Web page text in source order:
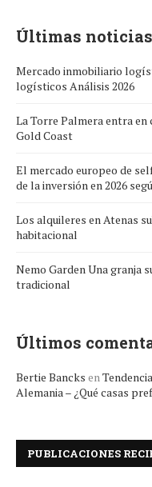
Últimas noticias
Mercado inmobiliario
logísticos Análisis 2026
La Torre Palmera entra
Gold Coast
El mercado europeo de
de la inversión en 2026
Los alquileres en Atenas
habitacional
Nemo Garden Una granja
tradicional
Últimos
Bertie Bancks en
Alemania – ¿Qué casas
PUBLICACIONES